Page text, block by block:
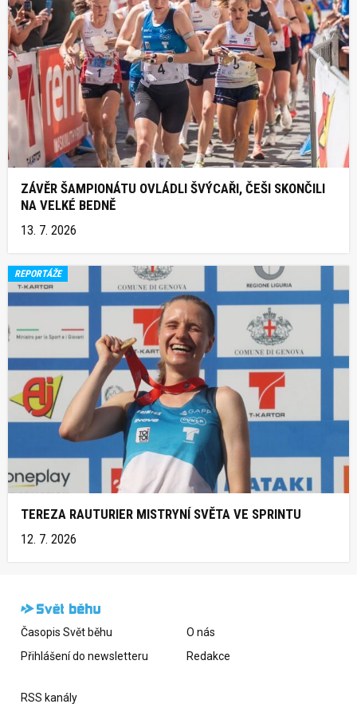
ZÁVĚR ŠAMPIONÁTU OVLÁDLI ŠVÝCAŘI, ČEŠI SKONČILI
NA VELKÉ BEDNĚ
13. 7. 2026
REPORTÁŽE
TEREZA RAUTURIER MISTRYNÍ SVĚTA VE SPRINTU
12. 7. 2026
Časopis Svět běhu
Přihlášení do newsletteru
O nás
Redakce
RSS kanály